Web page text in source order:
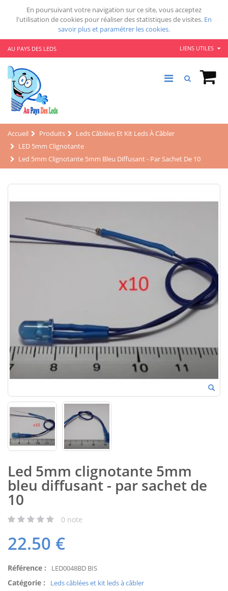
En poursuivant votre navigation sur ce site, vous acceptez
l'utilisation de cookies pour réaliser des statistiques de visites. En
savoir plus et paramétrer les cookies.
AU PAYS DES LEDS LIENS UTILES
Accueil Produits
Leds Câblées Et Kit Leds À Câbler
LED 5mm Clignotante
Led 5mm Clignotante 5mm Bleu Diffusant - Par Sachet De 10
Led 5mm clignotante 5mm
bleu diffusant - par sachet de
10
0 note
22.50 €
Référence : LED0048BD BIS
Catégorie : Leds câblées et kit leds à câbler